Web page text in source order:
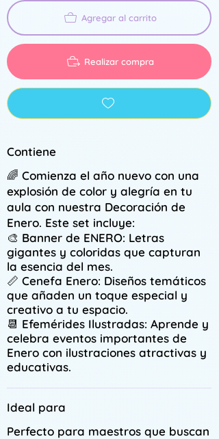
Agregar al carrito
Realizar compra
Contiene
🌈 Comienza el año nuevo con una
explosión de color y alegría en tu
aula con nuestra Decoración de
Enero. Este set incluye:
🎨 Banner de ENERO: Letras
gigantes y coloridas que capturan
la esencia del mes.
📏 Cenefa Enero: Diseños temáticos
que añaden un toque especial y
creativo a tu espacio.
📆 Efemérides Ilustradas: Aprende y
celebra eventos importantes de
Enero con ilustraciones atractivas y
educativas.
Ideal para
Perfecto para maestros que buscan